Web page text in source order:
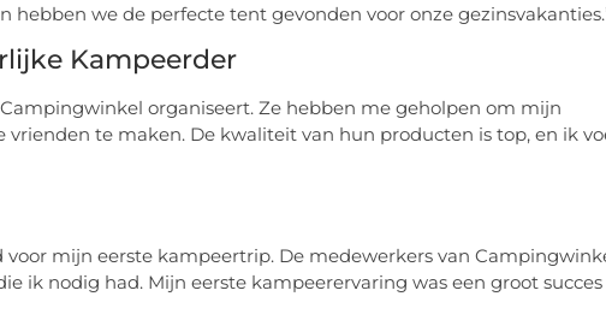
we de perfecte tent gevonden voor onze
Kampeerder
organiseert. Ze hebben me geholpen om mijn
te maken. De kwaliteit van hun producten is top, en ik
mijn eerste kampeertrip. De medewerkers van
ik nodig had. Mijn eerste kampeerervaring was een groot succes